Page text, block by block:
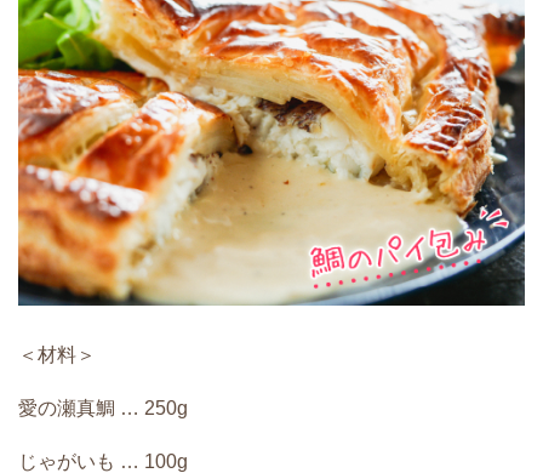
＜材料＞
愛の瀬真鯛 … 250g
じゃがいも … 100g